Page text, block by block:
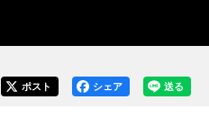
送る
シェア
ポスト